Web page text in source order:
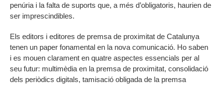
penúria i la falta de suports que, a més d’obligatoris, haurien de
ser imprescindibles.
Els editors i editores de premsa de proximitat de Catalunya
tenen un paper fonamental en la nova comunicació. Ho saben
i es mouen clarament en quatre aspectes essencials per al
seu futur: multimèdia en la premsa de proximitat, consolidació
dels periòdics digitals, tamisació obligada de la premsa